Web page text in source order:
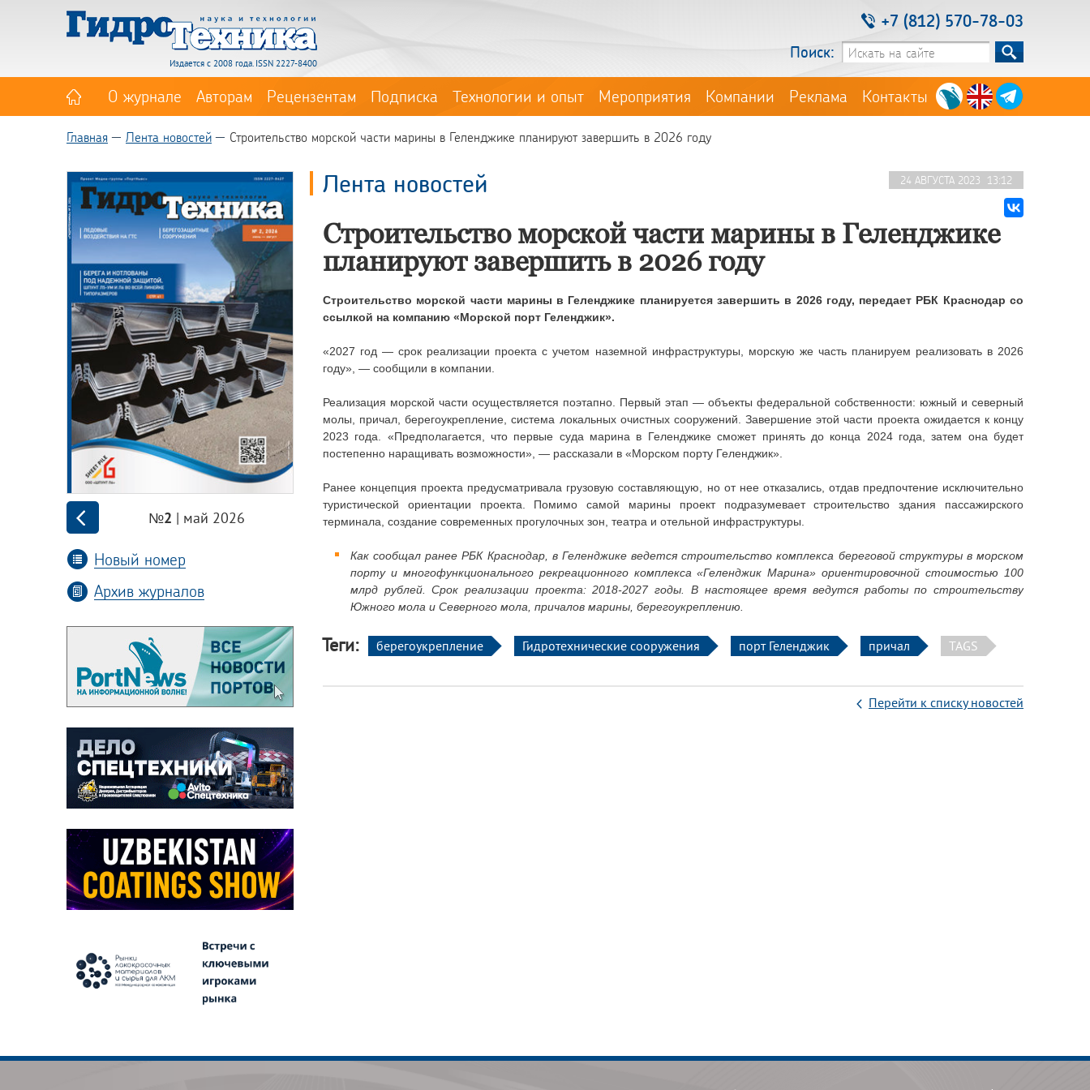
Издается с 2008 года. ISSN 2227-8400
+7 (812) 570-78-03
Поиск:
О журнале Авторам Рецензентам Подписка Технологии и опыт Мероприятия Компании Реклама Контакты
Главная Лента новостей Строительство морской части марины в Геленджике планируют завершить в 2026 году
№2 | май 2026
Новый номер
Архив журналов
24 АВГУСТА 2023 13:12
Лента новостей
Строительство морской части марины в Геленджике
планируют завершить в 2026 году
Строительство морской части марины в Геленджике планируется завершить в 2026 году, передает РБК Краснодар со
ссылкой на компанию «Морской порт Геленджик».
«2027 год — срок реализации проекта с учетом наземной инфраструктуры, морскую же часть планируем реализовать в 2026
году», — сообщили в компании.
Реализация морской части осуществляется поэтапно. Первый этап — объекты федеральной собственности: южный и северный
молы, причал, берегоукрепление, система локальных очистных сооружений. Завершение этой части проекта ожидается к концу
2023 года. «Предполагается, что первые суда марина в Геленджике сможет принять до конца 2024 года, затем она будет
постепенно наращивать возможности», — рассказали в «Морском порту Геленджик».
Ранее концепция проекта предусматривала грузовую составляющую, но от нее отказались, отдав предпочтение исключительно
туристической ориентации проекта. Помимо самой марины проект подразумевает строительство здания пассажирского
терминала, создание современных прогулочных зон, театра и отельной инфраструктуры.
Как сообщал ранее РБК Краснодар, в Геленджике ведется строительство комплекса береговой структуры в морском
порту и многофункционального рекреационного комплекса «Геленджик Марина» ориентировочной стоимостью 100
млрд рублей. Срок реализации проекта: 2018-2027 годы. В настоящее время ведутся работы по строительству
Южного мола и Северного мола, причалов марины, берегоукреплению.
Теги: берегоукрепление Гидротехнические сооружения порт Геленджик причал TAGS
Перейти к списку новостей